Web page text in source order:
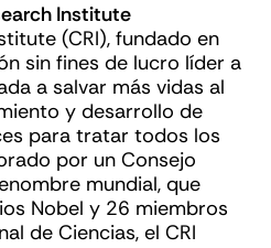
Institute
(CRI), fundado en
sin fines de lucro líder a
a salvar más vidas al
y desarrollo de
para tratar todos los
por un Consejo
mundial, que
Nobel y 26 miembros
de Ciencias, el CRI